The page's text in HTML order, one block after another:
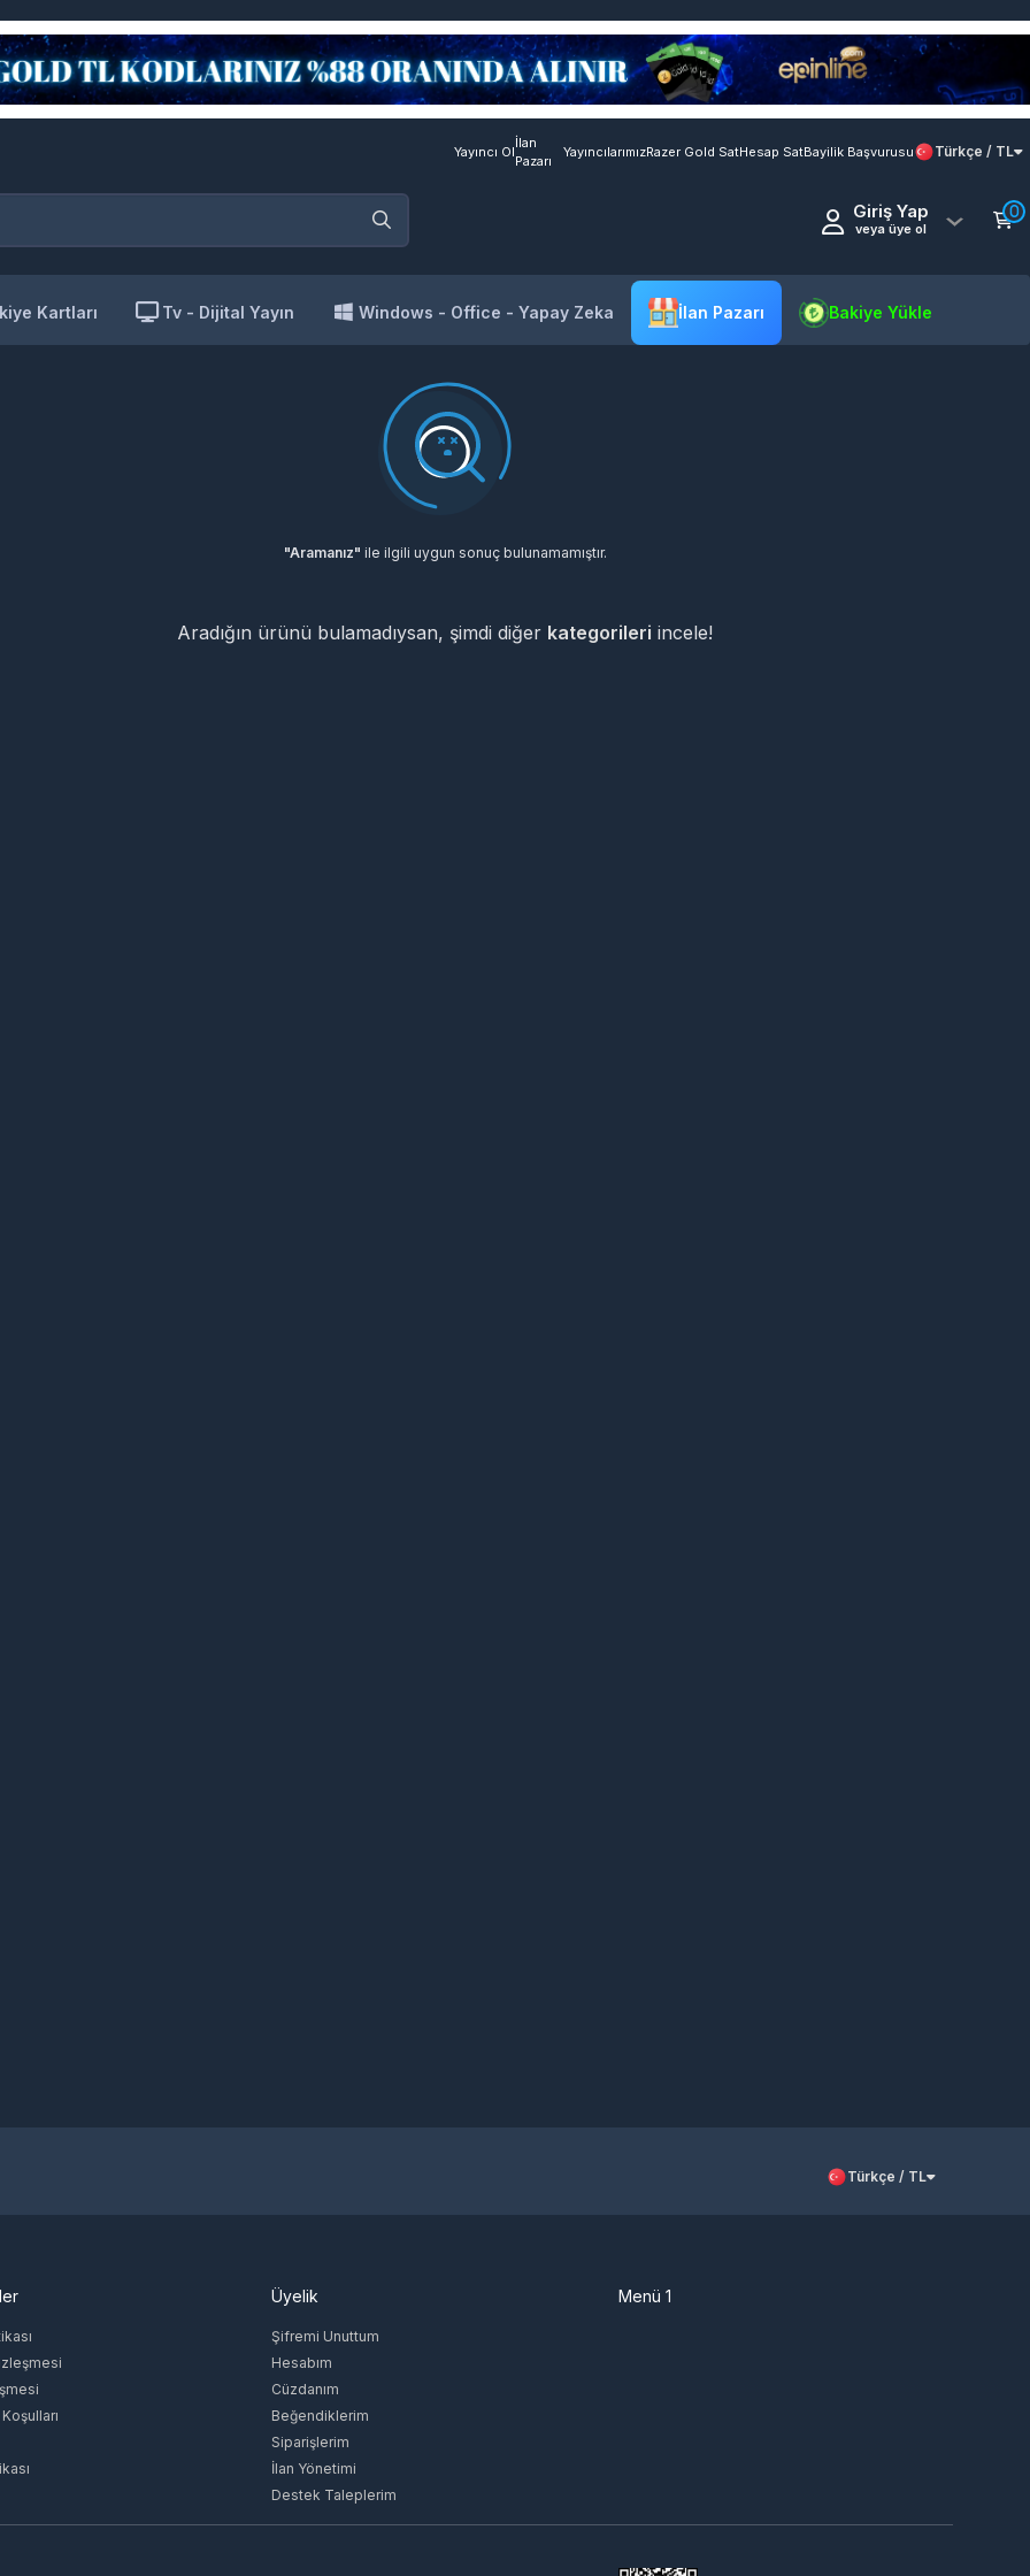
Yayıncı Ol
İlan
Pazarı
YayıncılarımızRazer Gold SatHesap SatBayilik Başvurusu Türkçe / TL
Giriş Yap
veya üye ol
0
Kartları Tv - Dijital Yayın Windows - Office - Yapay Zeka İlan Pazarı Bakiye Yükle
"Aramanız" ile ilgili uygun sonuç bulunamamıştır.
Aradığın ürünü bulamadıysan, şimdi diğer kategorileri incele!
Türkçe / TL
Üyelik
Şifremi Unuttum
Hesabım
Cüzdanım
Beğendiklerim
Siparişlerim
İlan Yönetimi
Destek Taleplerim
Menü 1